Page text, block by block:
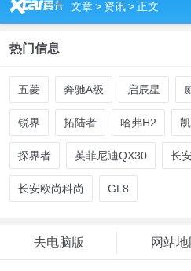
R 文章> 资讯>正文
热门信息
五菱 奔驰A级 启辰星
锐界 拓陆者 哈弗H2
探界者 英菲尼迪QX30 长
长安欧尚科尚 GL8
去电脑版 网站地